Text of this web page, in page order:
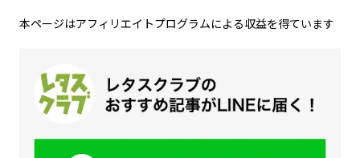
本ページはアフィリエイトプログラムによる収益を得ています